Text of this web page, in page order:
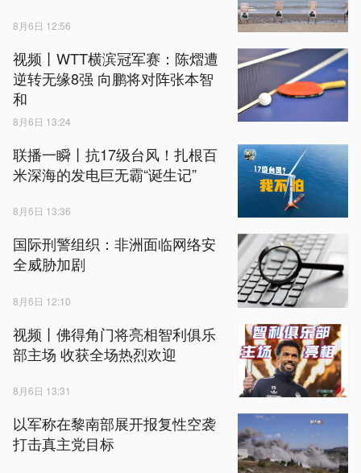
8月6日 12:56
视频丨WTT横滨冠军赛：陈熠遭
逆转无缘8强 向鹏将对阵张本智
和
8月6日 13:24
联播一瞬丨抗17级台风！扎根百
米深海的发电巨无霸“诞生记”
8月6日 13:36
国际刑警组织：非洲面临网络安
全威胁加剧
8月6日 12:10
视频丨佛得角门将亮相智利俱乐
部主场 收获全场热烈欢迎
8月6日 13:31
以军称在黎南部展开报复性空袭
打击真主党目标